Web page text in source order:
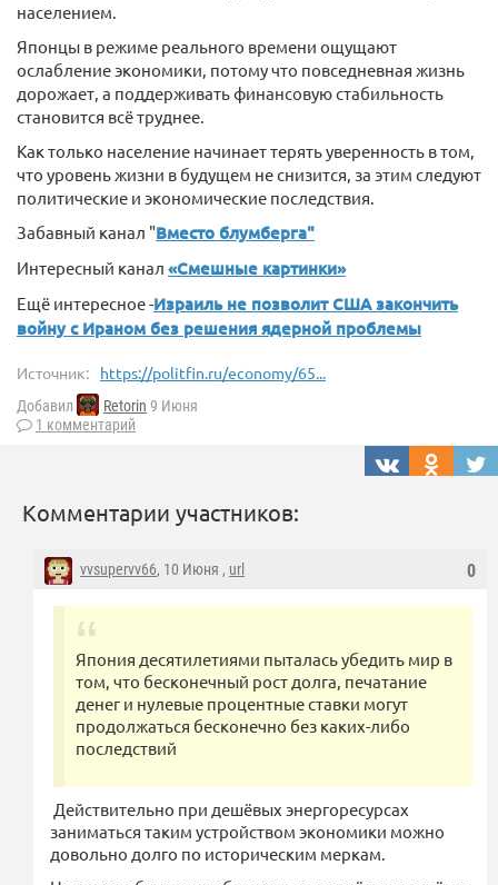
населением.
Японцы в режиме реального времени ощущают
ослабление экономики, потому что повседневная жизнь
дорожает, а поддерживать финансовую стабильность
становится всё труднее.
Как только население начинает терять уверенность в том,
что уровень жизни в будущем не снизится, за этим следуют
политические и экономические последствия.
Забавный канал "Вместо блумберга"
Интересный канал «Смешные картинки»
Ещё интересное -Израиль не позволит США закончить
войну с Ираном без решения ядерной проблемы
Источник: https://politfin.ru/economy/65...
Добавил Retorin 9 Июня
1 комментарий
Комментарии участников:
0
vvsupervv66, 10 Июня , url
Япония десятилетиями пыталась убедить мир в
том, что бесконечный рост долга, печатание
денег и нулевые процентные ставки могут
продолжаться бесконечно без каких-либо
последствий
Действительно при дешёвых энергоресурсах
заниматься таким устройством экономики можно
довольно долго по историческим меркам.